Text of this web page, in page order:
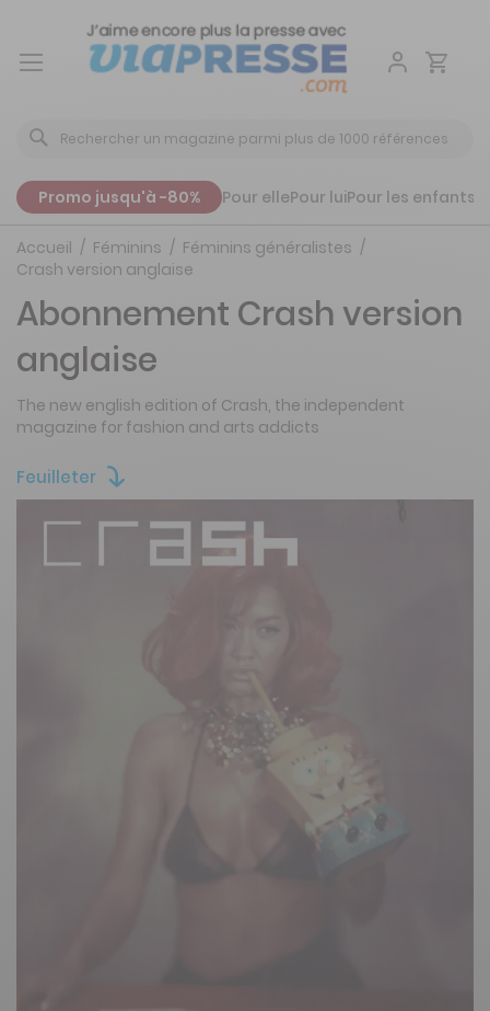
Aller
Promo jusqu'à -80% Pour ellePour luiPour les enfants
Accueil Féminins
Féminins généralistes
Crash version anglaise
Feuilleter
Abonnement Crash version
anglaise
The new english edition of Crash, the independent
magazine for fashion and arts addicts